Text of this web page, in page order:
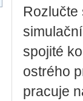
Roz­luč­te
spo­ji­té
os­t­ré­ho
pra­cu­je